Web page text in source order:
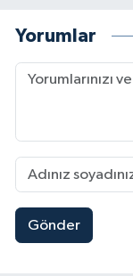
Yorumlar
Gönder